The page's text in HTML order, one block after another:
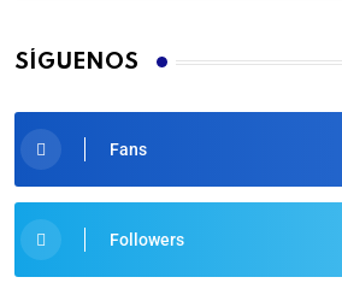
SÍGUENOS
Fans
Followers